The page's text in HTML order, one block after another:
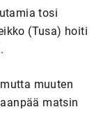
tosi
(Tusa) hoiti
muuten
matsin